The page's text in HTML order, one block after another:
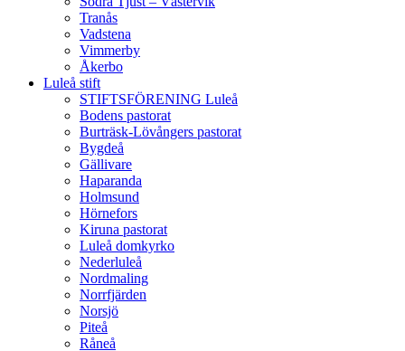
Tranås
Vadstena
Vimmerby
Åkerbo
Luleå stift
STIFTSFÖRENING Luleå
Bodens pastorat
Burträsk-Lövångers pastorat
Bygdeå
Gällivare
Haparanda
Holmsund
Hörnefors
Kiruna pastorat
Luleå domkyrko
Nederluleå
Nordmaling
Norrfjärden
Norsjö
Piteå
Råneå